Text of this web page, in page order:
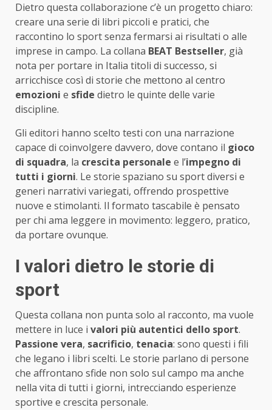
Dietro questa collaborazione c’è un progetto chiaro:
creare una serie di libri piccoli e pratici, che
raccontino lo sport senza fermarsi ai risultati o alle
imprese in campo. La collana BEAT Bestseller, già
nota per portare in Italia titoli di successo, si
arricchisce così di storie che mettono al centro
emozioni e sfide dietro le quinte delle varie
discipline.
Gli editori hanno scelto testi con una narrazione
capace di coinvolgere davvero, dove contano il gioco
di squadra, la crescita personale e l’impegno di
tutti i giorni. Le storie spaziano su sport diversi e
generi narrativi variegati, offrendo prospettive
nuove e stimolanti. Il formato tascabile è pensato
per chi ama leggere in movimento: leggero, pratico,
da portare ovunque.
I valori dietro le storie di
sport
Questa collana non punta solo al racconto, ma vuole
mettere in luce i valori più autentici dello sport.
Passione vera, sacrificio, tenacia: sono questi i fili
che legano i libri scelti. Le storie parlano di persone
che affrontano sfide non solo sul campo ma anche
nella vita di tutti i giorni, intrecciando esperienze
sportive e crescita personale.